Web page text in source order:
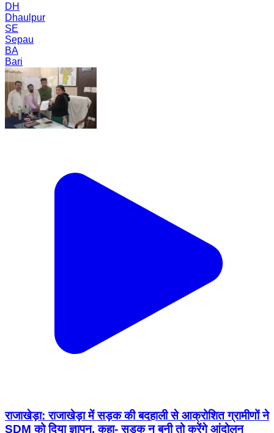
DH
Dhaulpur
SE
Sepau
BA
Bari
राजाखेड़ा: राजाखेड़ा में सड़क की बदहाली से आक्रोशित ग्रामीणों ने
SDM को दिया ज्ञापन, कहा- सड़क न बनी तो करेंगे आंदोलन